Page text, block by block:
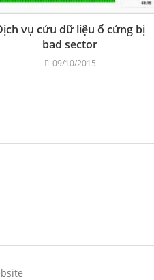
vụ cứu dữ liệu ổ cứng bị
bad sector
09/10/2015